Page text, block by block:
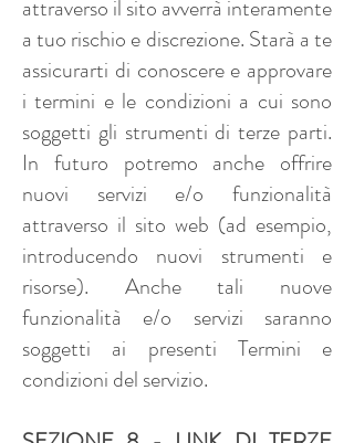
attraverso il sito avverrà interamente
a tuo rischio e discrezione. Starà a te
assicurarti di conoscere e approvare
i termini e le condizioni a cui sono
soggetti gli strumenti di terze parti.
In futuro potremo anche offrire
nuovi servizi e/o funzionalità
attraverso il sito web (ad esempio,
introducendo nuovi strumenti e
risorse). Anche tali nuove
funzionalità e/o servizi saranno
soggetti ai presenti Termini e
condizioni del servizio.